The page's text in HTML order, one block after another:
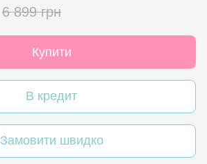
6 899 грн
Купити
В кредит
Замовити швидко